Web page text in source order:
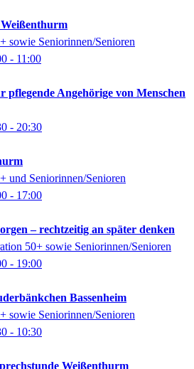
sowie Seniorinnen/Senioren
- 11:00
pflegende Angehörige von Menschen
- 20:30
und Seniorinnen/Senioren
- 17:00
– rechtzeitig an später denken
50+ sowie Seniorinnen/Senioren
- 19:00
Bassenheim
sowie Seniorinnen/Senioren
- 10:30
Weißenthurm